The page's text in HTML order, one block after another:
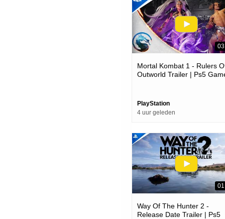
Mortal Kombat 1 - Rulers
Outworld Trailer | Ps5
PlayStation
4 uur geleden
Way Of The Hunter 2 -
Release Date Trailer | Ps5